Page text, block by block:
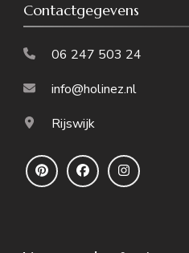
Contactgegevens
06 247 503 24
info@holinez.nl
Rijswijk